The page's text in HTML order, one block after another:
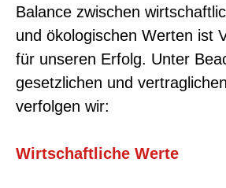
Balance zwischen
und ökologischen Werten ist
für unseren Erfolg. Unter
gesetzlichen und
verfolgen wir:
Wirtschaftliche Werte